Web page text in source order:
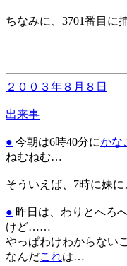
ちなみに、3701番目に
２００３年８月８日
出来事
● 今朝は6時40分にかな
ねむねむ…
そういえば、7時に妹
● 昨日は、わりとへろ
けど……
やっぱわけわからな
なんだこれは…